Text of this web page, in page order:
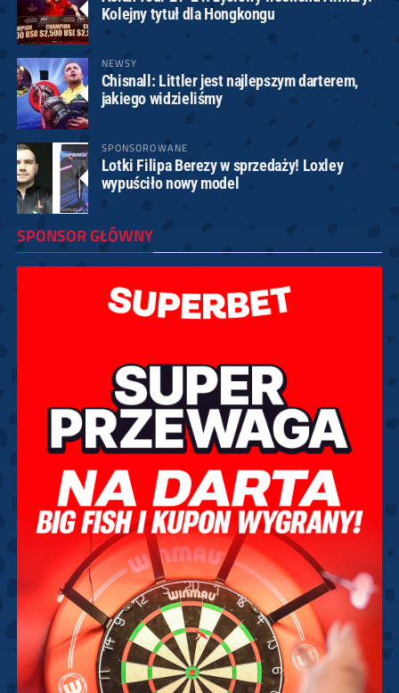
Kolejny tytuł dla Hongkongu
NEWSY
Chisnall: Littler jest najlepszym darterem,
jakiego widzieliśmy
SPONSOROWANE
Lotki Filipa Berezy w sprzedaży! Loxley
wypuściło nowy model
SPONSOR GŁÓWNY